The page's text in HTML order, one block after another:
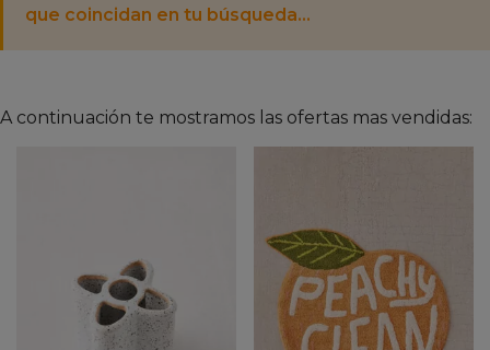
que coincidan en tu búsqueda...
A continuación te mostramos las ofertas mas vendidas: